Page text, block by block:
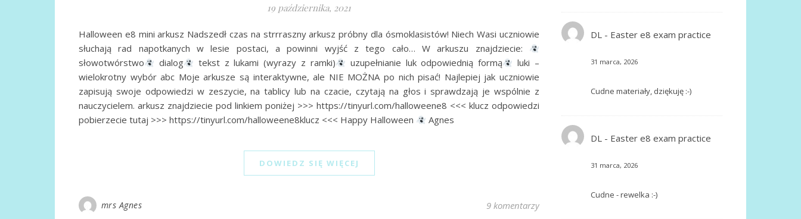
19 października, 2021
Halloween e8 mini arkusz Nadszedł czas na strrraszny arkusz próbny dla ósmoklasistów! Niech Wasi uczniowie
słuchają rad napotkanych w lesie postaci, a powinni wyjść z tego cało… W arkuszu znajdziecie:
słowotwórstwo
dialog tekst z lukami (wyrazy z ramki) uzupełnianie luk odpowiednią formą
luki –
wielokrotny wybór abc Moje arkusze są interaktywne, ale NIE MOŻNA po nich pisać! Najlepiej jak uczniowie
zapisują swoje odpowiedzi w zeszycie, na tablicy lub na czacie, czytają na głos i sprawdzają je wspólnie z
nauczycielem. arkusz znajdziecie pod linkiem poniżej >>> https://tinyurl.com/halloweene8 <<< klucz odpowiedzi
pobierzecie tutaj >>> https://tinyurl.com/halloweene8klucz <<< Happy Halloween
Agnes
DOWIEDZ SIĘ WIĘCEJ
mrs Agnes 9 komentarzy
DL- Easter e8 exam practice
31 marca, 2026
Cudne materiały, dziękuję :-)
DL- Easter e8 exam practice
31 marca, 2026
Cudne - rewelka :-)